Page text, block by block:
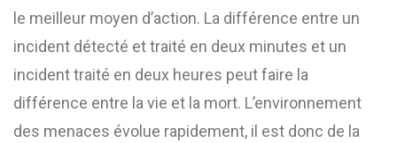
le meilleur moyen d’action. La différence entre un
incident détecté et traité en deux minutes et un
incident traité en deux heures peut faire la
différence entre la vie et la mort. L’environnement
des menaces évolue rapidement, il est donc de la